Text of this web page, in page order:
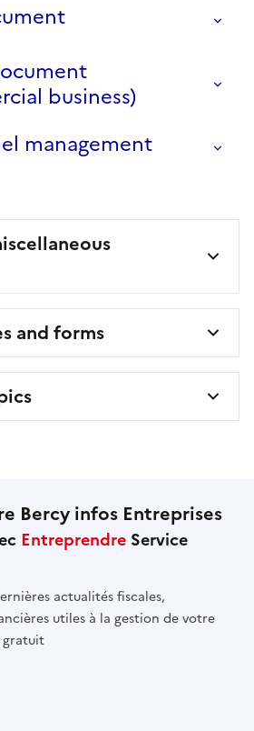
business)
management
and forms
Bercy infos Entreprises
Entreprendre Service
actualités fiscales,
utiles à la gestion de votre
gratuit